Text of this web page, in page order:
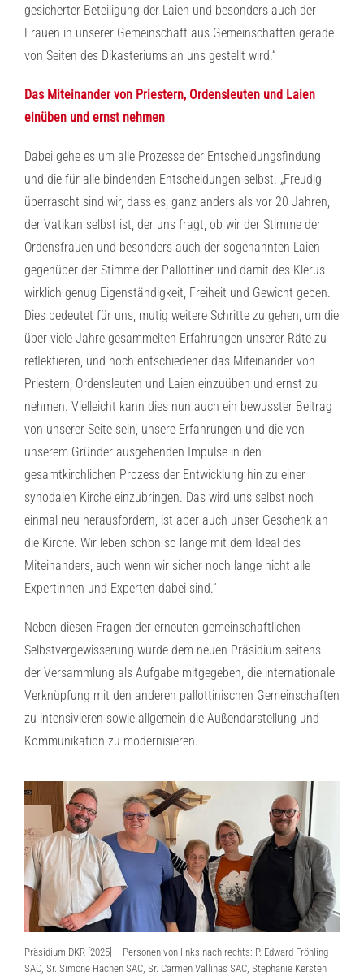
gesicherter Beteiligung der Laien und besonders auch der
Frauen in unserer Gemeinschaft aus Gemeinschaften gerade
von Seiten des Dikasteriums an uns gestellt wird.“
Das Miteinander von Priestern, Ordensleuten und Laien
einüben und ernst nehmen
Dabei gehe es um alle Prozesse der Entscheidungsfindung
und die für alle bindenden Entscheidungen selbst. „Freudig
überrascht sind wir, dass es, ganz anders als vor 20 Jahren,
der Vatikan selbst ist, der uns fragt, ob wir der Stimme der
Ordensfrauen und besonders auch der sogenannten Laien
gegenüber der Stimme der Pallottiner und damit des Klerus
wirklich genug Eigenständigkeit, Freiheit und Gewicht geben.
Dies bedeutet für uns, mutig weitere Schritte zu gehen, um die
über viele Jahre gesammelten Erfahrungen unserer Räte zu
reflektieren, und noch entschiedener das Miteinander von
Priestern, Ordensleuten und Laien einzuüben und ernst zu
nehmen. Vielleicht kann dies nun auch ein bewusster Beitrag
von unserer Seite sein, unsere Erfahrungen und die von
unserem Gründer ausgehenden Impulse in den
gesamtkirchlichen Prozess der Entwicklung hin zu einer
synodalen Kirche einzubringen. Das wird uns selbst noch
einmal neu herausfordern, ist aber auch unser Geschenk an
die Kirche. Wir leben schon so lange mit dem Ideal des
Miteinanders, auch wenn wir sicher noch lange nicht alle
Expertinnen und Experten dabei sind.“
Neben diesen Fragen der erneuten gemeinschaftlichen
Selbstvergewisserung wurde dem neuen Präsidium seitens
der Versammlung als Aufgabe mitgegeben, die internationale
Verknüpfung mit den anderen pallottinischen Gemeinschaften
zu intensivieren sowie allgemein die Außendarstellung und
Kommunikation zu modernisieren.
Präsidium DKR [2025] – Personen von links nach rechts: P. Edward Fröhling
SAC, Sr. Simone Hachen SAC, Sr. Carmen Vallinas SAC, Stephanie Kersten